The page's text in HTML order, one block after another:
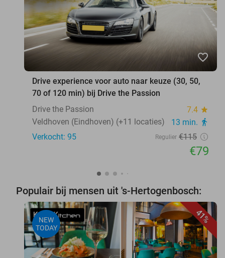
favorite_border
Drive experience voor auto naar keuze (30, 50,
70 of 120 min) bij Drive the Passion
Drive the Passion
7.4 star
Veldhoven (Eindhoven) (+11 locaties) 13 min. directions_walk
Verkocht: 95 Regulier €115
€79
Populair bij mensen uit 's-Hertogenbosch:
41%
NEW
TODAY